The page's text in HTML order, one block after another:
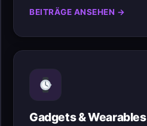
BEITRÄGE ANSEHEN →
Gadgets & Wearables